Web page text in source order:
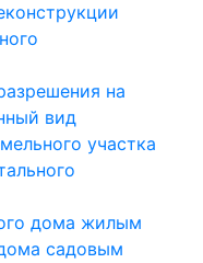
на
вид
участка
дома жилым
садовым